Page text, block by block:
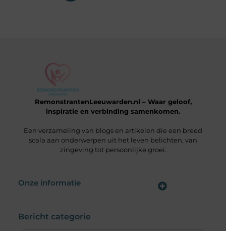
RemonstrantenLeeuwarden.nl – Waar geloof,
inspiratie en verbinding samenkomen.
Een verzameling van blogs en artikelen die een breed
scala aan onderwerpen uit het leven belichten, van
zingeving tot persoonlijke groei.
Onze informatie
Bericht categorie